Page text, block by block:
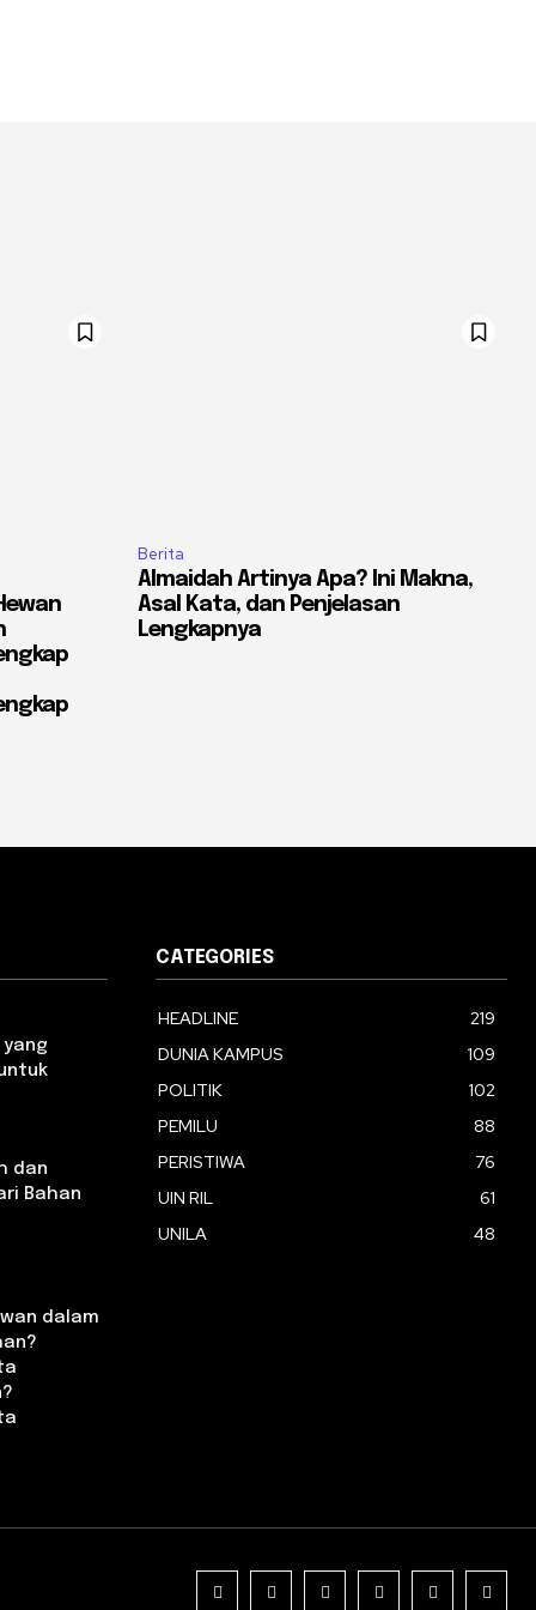
Berita
Almaidah Artinya Apa? Ini Makna,
Asal Kata, dan Penjelasan
Lengkapnya
yang
dan
Bahan
dalam
CATEGORIES
HEADLINE
219
DUNIA KAMPUS
109
POLITIK
102
PEMILU
88
PERISTIWA
76
UIN RIL
61
UNILA
48